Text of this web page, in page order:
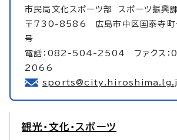
市民局文化スポーツ部 スポーツ振興
〒730-8586 広島市中区国泰寺町
号
電話：082-504-2504 ファクス
2066
観光・文化・スポーツ